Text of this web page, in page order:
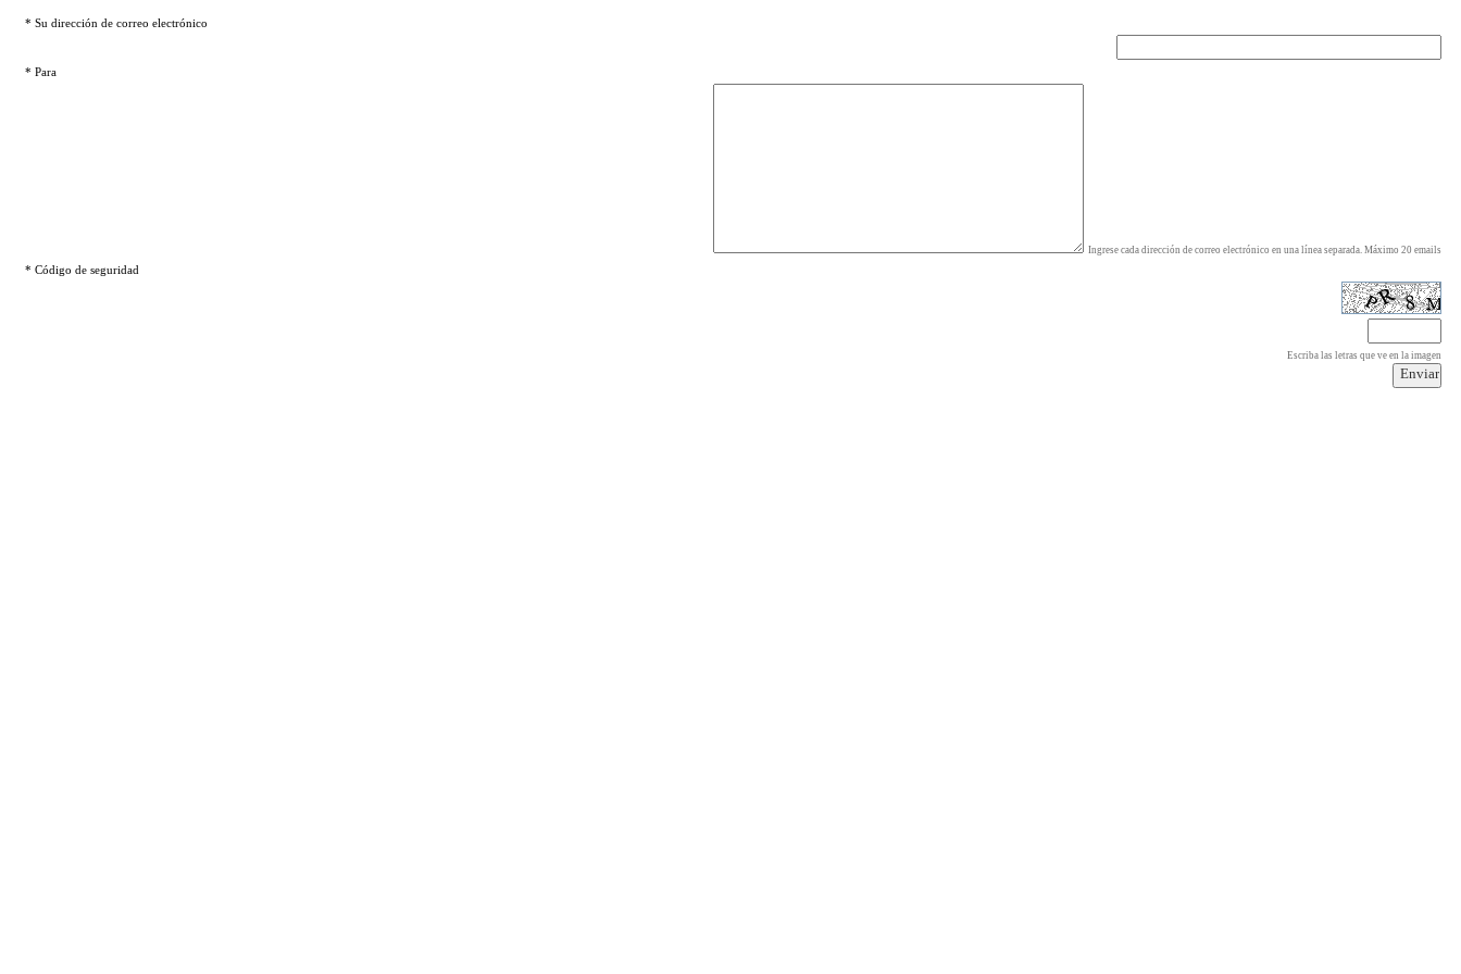
* Su dirección de correo electrónico
* Para
Ingrese cada dirección de correo electrónico en una línea separada. Máximo 20 emails
* Código de seguridad
Escriba las letras que ve en la imagen